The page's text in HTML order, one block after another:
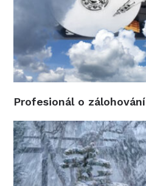
Profesionál o zálohování